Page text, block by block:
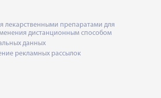
лекарственными препаратами для
дистанционным способом
данных
рекламных рассылок